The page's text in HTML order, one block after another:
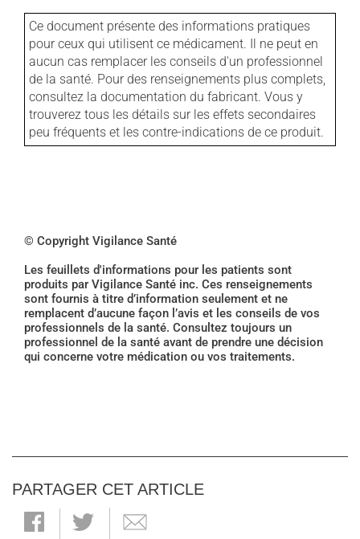
Ce document présente des informations pratiques
pour ceux qui utilisent ce médicament. Il ne peut en
aucun cas remplacer les conseils d'un professionnel
de la santé. Pour des renseignements plus complets,
consultez la documentation du fabricant. Vous y
trouverez tous les détails sur les effets secondaires
peu fréquents et les contre-indications de ce produit.
© Copyright Vigilance Santé
Les feuillets d'informations pour les patients sont
produits par Vigilance Santé inc. Ces renseignements
sont fournis à titre d’information seulement et ne
remplacent d’aucune façon l’avis et les conseils de vos
professionnels de la santé. Consultez toujours un
professionnel de la santé avant de prendre une décision
qui concerne votre médication ou vos traitements.
PARTAGER CET ARTICLE